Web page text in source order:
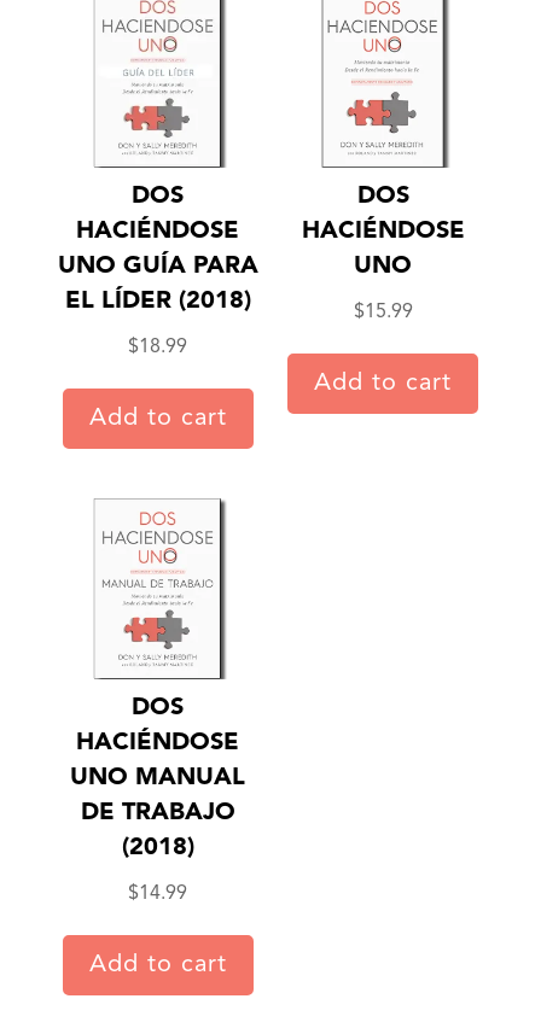
DOS
HACIÉNDOSE
UNO GUÍA PARA
EL LÍDER (2018)
$18.99
Add to cart
DOS
HACIÉNDOSE
UNO
$15.99
Add to cart
DOS
HACIÉNDOSE
UNO MANUAL
DE TRABAJO
(2018)
$14.99
Add to cart